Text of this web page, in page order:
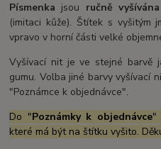
Písmenka jsou ručně vyšívána
(imitaci kůže). Štítek s vyšitým
vpravo v horní části velké
Vyšívací nit je ve stejné barvě
gumu. Volba jiné barvy vyšívací
"Poznámce k objednávce".
Do "Poznámky k objednávce"
které má být na štítku vyšito.